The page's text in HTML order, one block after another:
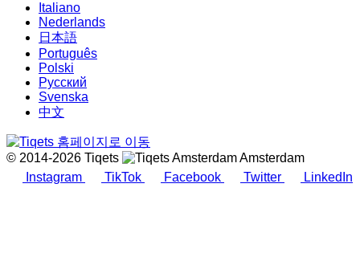
Italiano
Nederlands
日本語
Português
Polski
Русский
Svenska
中文
© 2014-2026 Tiqets
Amsterdam
Instagram
TikTok Facebook Twitter LinkedIn